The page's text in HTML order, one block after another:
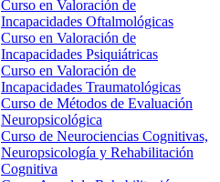
Curso en Valoración de
Incapacidades Oftalmológicas
Curso en Valoración de
Incapacidades Psiquiátricas
Curso en Valoración de
Incapacidades Traumatológicas
Curso de Métodos de Evaluación
Neuropsicológica
Curso de Neurociencias Cognitivas,
Neuropsicología y Rehabilitación
Cognitiva